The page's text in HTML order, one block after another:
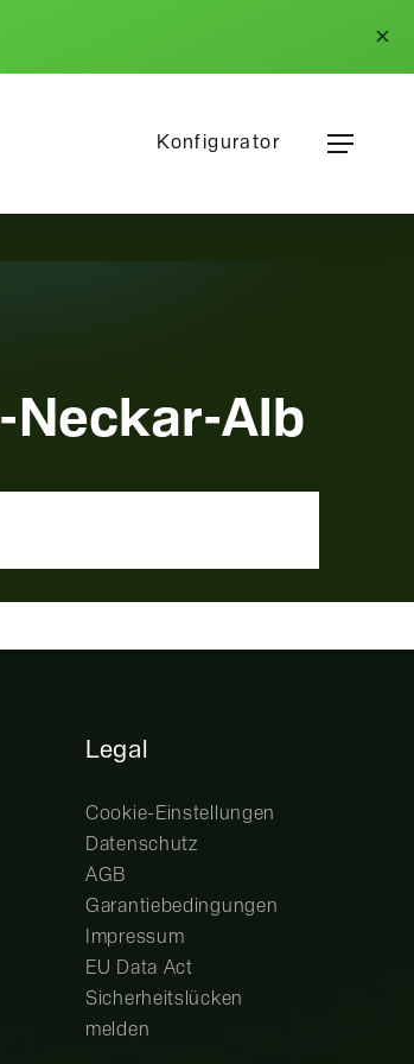
×
Konfigurator Menu
Neckar-Alb
Legal
Cookie-Einstellungen
Datenschutz
AGB
Garantiebedingungen
Impressum
EU Data Act
Sicherheitslücken
melden